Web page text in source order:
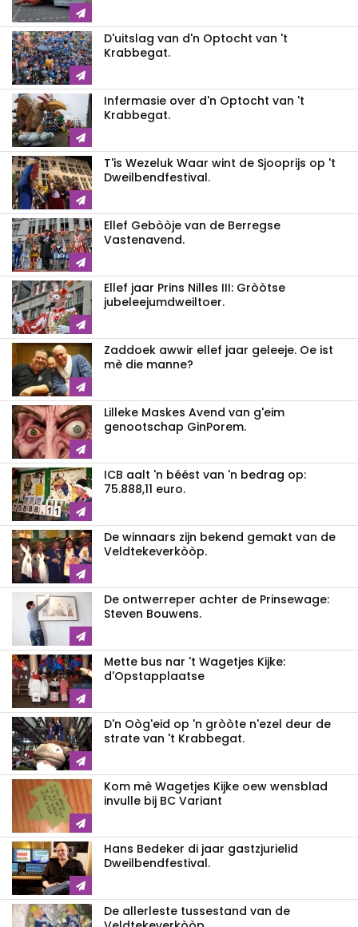
D'uitslag van d'n Optocht van 't
Krabbegat.
Infermasie over d'n Optocht van 't
Krabbegat.
T'is Wezeluk Waar wint de Sjooprijs op 't
Dweilbendfestival.
Ellef Gebòòje van de Berregse
Vastenavend.
Ellef jaar Prins Nilles III: Gròòtse
jubeleejumdweiltoer.
Zaddoek awwir ellef jaar geleeje. Oe ist
mè die manne?
Lilleke Maskes Avend van g'eim
genootschap GinPorem.
ICB aalt 'n béést van 'n bedrag op:
75.888,11 euro.
De winnaars zijn bekend gemakt van de
Veldtekeverkòòp.
De ontwerreper achter de Prinsewage:
Steven Bouwens.
Mette bus nar 't Wagetjes Kijke:
d'Opstapplaatse
D'n Oòg'eid op 'n gròòte n'ezel deur de
strate van 't Krabbegat.
Kom mè Wagetjes Kijke oew wensblad
invulle bij BC Variant
Hans Bedeker di jaar gastzjurielid
Dweilbendfestival.
De allerleste tussestand van de